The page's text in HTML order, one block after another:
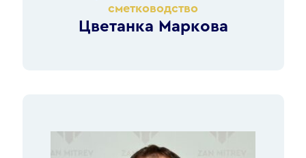
сметководство
Цветанка Маркова